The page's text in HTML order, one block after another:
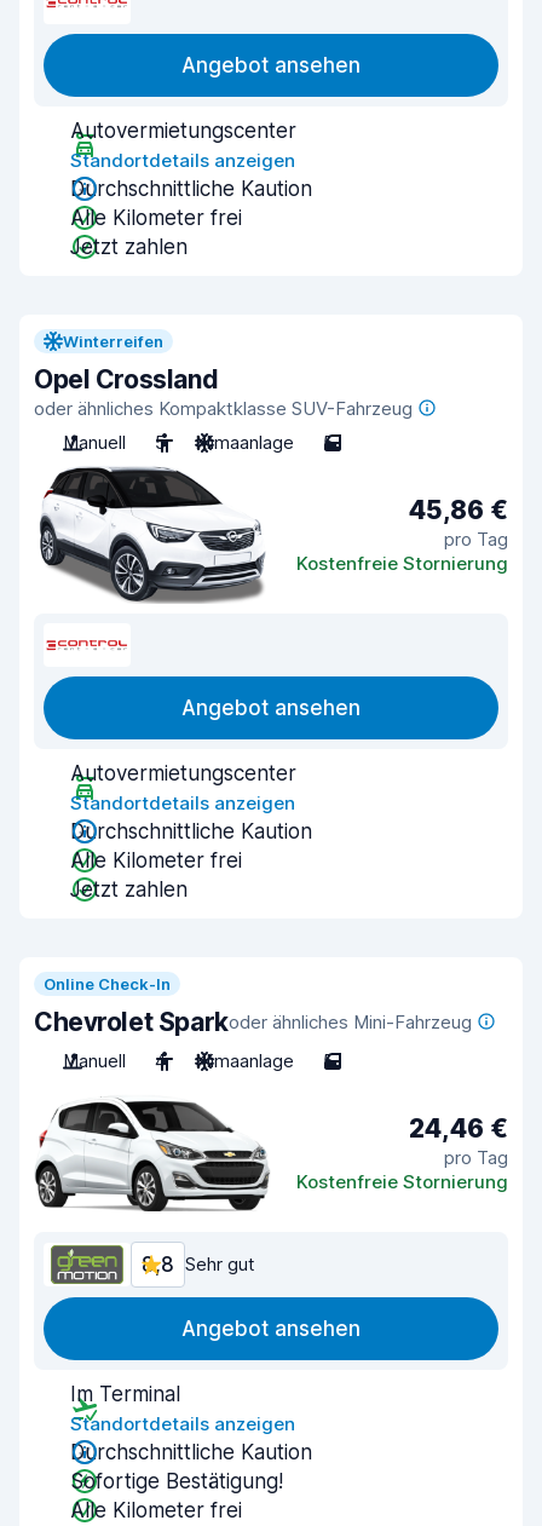
Angebot ansehen
Autovermietungscenter
Standortdetails anzeigen
Durchschnittliche Kaution
Alle Kilometer frei
Jetzt zahlen
Winterreifen
Opel Crossland
oder ähnliches Kompaktklasse SUV-Fahrzeug
Manuell
5 Klimaanlage 5
45,86 €
pro Tag
Kostenfreie Stornierung
Angebot ansehen
Autovermietungscenter
Standortdetails anzeigen
Durchschnittliche Kaution
Alle Kilometer frei
Jetzt zahlen
Online Check-In
Chevrolet Sparkoder ähnliches Mini-Fahrzeug
Manuell
4 Klimaanlage 5
24,46 €
pro Tag
Kostenfreie Stornierung
8,8 Sehr gut
Angebot ansehen
Im Terminal
Standortdetails anzeigen
Durchschnittliche Kaution
Sofortige Bestätigung!
Alle Kilometer frei